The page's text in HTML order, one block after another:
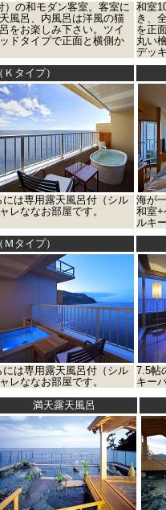
の和モダン客室。客室に
風呂、内風呂は洋風の猫
をお楽しみ下さい。ツイ
ドタイプで正面と横側か
和室
き、
を正
丸い
デッ
タイプ）
は専用露天風呂付（シル
レななお部屋です。
海が
和室+
ルキ
タイプ）
は専用露天風呂付（シル
レななお部屋です。
7.5帖
キー
満天露天風呂